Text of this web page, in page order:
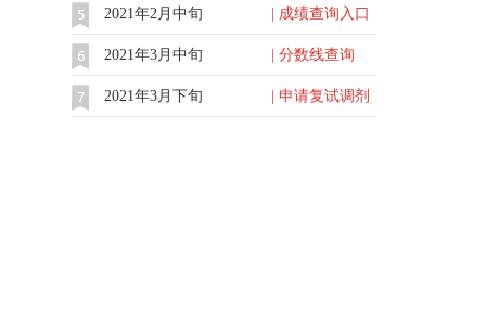
2021年2月中旬 | 成绩查询入口
2021年3月中旬 | 分数线查询
2021年3月下旬 | 申请复试调剂